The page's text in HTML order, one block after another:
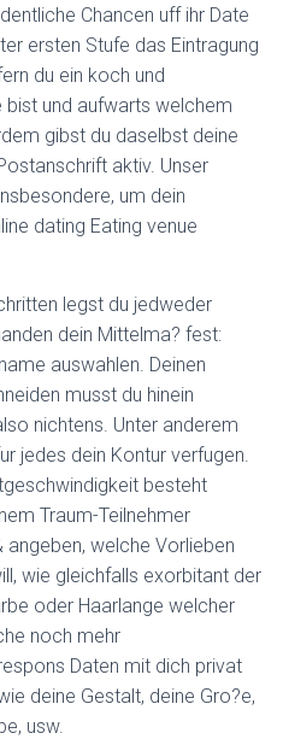
Chancen uff ihr Date
ersten Stufe das Eintragung
du ein koch und
bist und aufwarts welchem
gibst du daselbst deine
aktiv. Unser
um dein
dating Eating venue
legst du jedweder
dein Mittelma? fest:
auswahlen. Deinen
musst du hinein
nichtens. Unter anderem
jedes dein Kontur verfugen.
besteht
Traum-Teilnehmer
angeben, welche Vorlieben
wie gleichfalls exorbitant der
oder Haarlange welcher
noch mehr
Daten mit dich privat
deine Gestalt, deine Gro?e,
usw.